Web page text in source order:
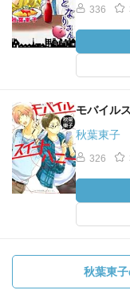
336
モバイル
秋葉東子
326
秋葉東